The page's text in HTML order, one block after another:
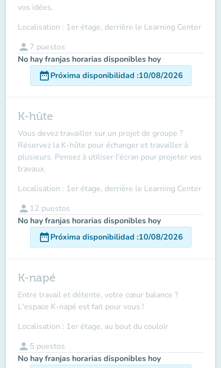
vos idées.
Localisation : 1er étage, derrière le Learning Center
person 7 puestos
No hay franjas horarias disponibles hoy
date_rangePróxima disponibilidad :10/08/2026
K-hûte
Vous devez travailler sur un projet de groupe ?
Réservez la K-hûte pour échanger et travailler à
plusieurs. Pensez à utiliser l'écran pour projeter vos
travaux.
Localisation : 1er étage, derrière le Learning Center
person 12 puestos
No hay franjas horarias disponibles hoy
date_rangePróxima disponibilidad :10/08/2026
K-napé
Entre travail et détente, votre cœur balance ?
L'espace K-napé est fait pour vous !
Localisation : 1er étage, au bout du couloir
person 5 puestos
No hay franjas horarias disponibles hoy